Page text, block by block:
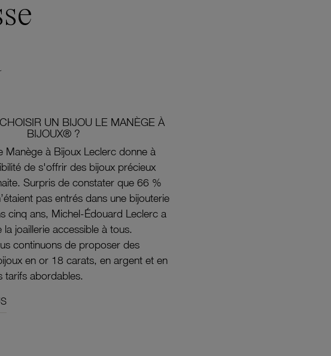
UN BIJOU LE MANÈGE À
BIJOUX® ?
Manège à Bijoux Leclerc donne à
de s'offrir des bijoux précieux
Surpris de constater que 66 %
pas entrés dans une bijouterie
cinq ans, Michel-Édouard Leclerc a
la joaillerie accessible à tous.
continuons de proposer des
en or 18 carats, en argent et en
tarifs abordables.